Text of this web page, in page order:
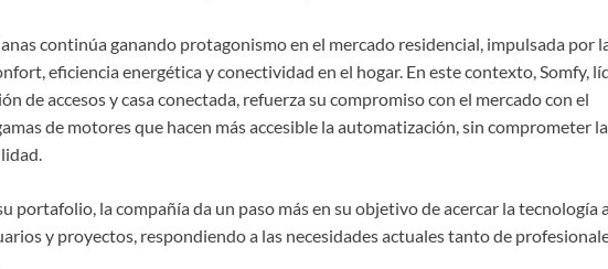
continúa ganando protagonismo en el mercado residencial, impulsada por
eficiencia energética y conectividad en el hogar. En este contexto, Somfy,
de accesos y casa conectada, refuerza su compromiso con el mercado con el
de motores que hacen más accesible la automatización, sin comprometer
portafolio, la compañía da un paso más en su objetivo de acercar la tecnología
y proyectos, respondiendo a las necesidades actuales tanto de